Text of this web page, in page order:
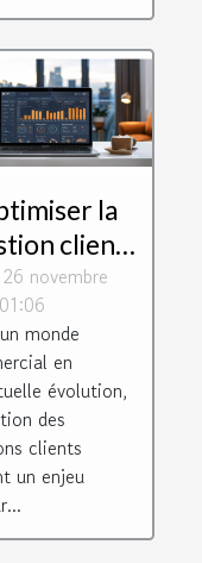
la
client
un logiciel
efficace
novembre
monde
en
évolution,
des
clients
un enjeu